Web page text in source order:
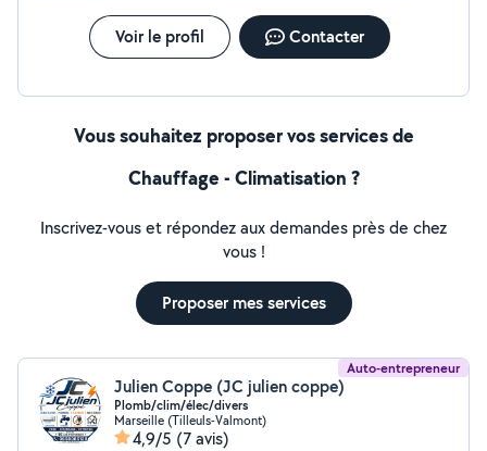
Voir le profil Contacter
Vous souhaitez proposer vos services de
Chauffage - Climatisation ?
Inscrivez-vous et répondez aux demandes près de chez
vous !
Proposer mes services
Auto-entrepreneur
Julien Coppe (JC julien coppe)
Plomb/clim/élec/divers
Marseille (Tilleuls-Valmont)
4,9/5 (7 avis)